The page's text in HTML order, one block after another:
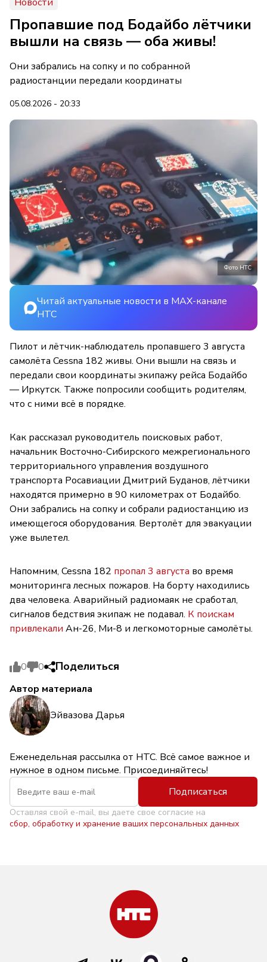
Пропавшие под Бодайбо лётчики
вышли на связь — оба живы!
Они забрались на сопку и по собранной
радиостанции передали координаты
05.08.2026 - 20:33
Фото НТС
Читай актуальные новости в MAX-канале
НТС
Пилот и лётчик-наблюдатель пропавшего 3 августа
самолёта Cessna 182 живы. Они вышли на связь и
передали свои координаты экипажу рейса Бодайбо
— Иркутск. Также попросили сообщить родителям,
что с ними всё в порядке.
Как рассказал руководитель поисковых работ,
начальник Восточно-Сибирского межрегионального
территориального управления воздушного
транспорта Росавиации Дмитрий Буданов, лётчики
находятся примерно в 90 километрах от Бодайбо.
Они забрались на сопку и собрали радиостанцию из
имеющегося оборудования. Вертолёт для эвакуации
уже вылетел.
Напомним, Cessna 182 пропал 3 августа во время
мониторинга лесных пожаров. На борту находились
два человека. Аварийный радиомаяк не сработал,
сигналов бедствия экипаж не подавал. К поискам
привлекали Ан-26, Ми-8 и легкомоторные самолёты.
0 0 Поделиться
Автор материала
Эйвазова Дарья
Еженедельная рассылка от НТС. Всё самое важное и
нужное в одном письме. Присоединяйтесь!
Подписаться
Оставляя свой e-mail, вы даете свое согласие на
сбор, обработку и хранение ваших персональных данных